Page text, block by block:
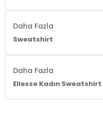
Daha Fazla
Sweatshirt
Daha Fazla
Ellesse Kadın Sweatshirt